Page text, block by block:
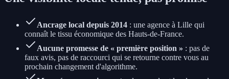
Ancrage local depuis 2014 : une agence à Lille qui
connaît le tissu économique des Hauts-de-France.
Aucune promesse de « première position » : pas de
faux avis, pas de raccourci qui se retourne contre vous au
prochain changement d'algorithme.